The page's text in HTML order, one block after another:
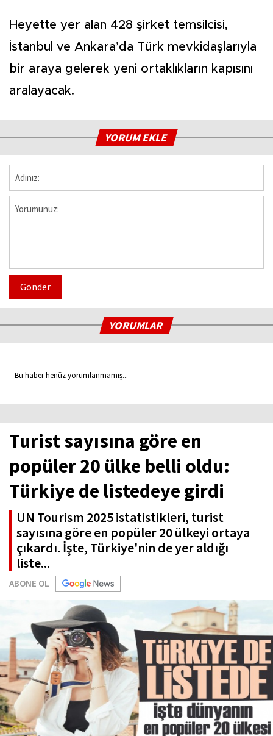
Heyette yer alan 428 şirket temsilcisi,
İstanbul ve Ankara’da Türk mevkidaşlarıyla
bir araya gelerek yeni ortaklıkların kapısını
aralayacak.
YORUM EKLE
Gönder
YORUMLAR
Bu haber henüz yorumlanmamış...
Turist sayısına göre en
popüler 20 ülke belli oldu:
Türkiye de listedeye girdi
UN Tourism 2025 istatistikleri, turist
sayısına göre en popüler 20 ülkeyi ortaya
çıkardı. İşte, Türkiye'nin de yer aldığı
liste...
ABONE OL